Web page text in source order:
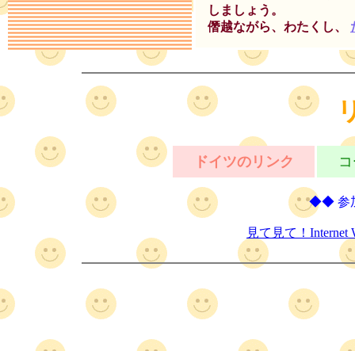
しましょう。
僭越ながら、わたくし、
ドイツのリンク
◆◆ 参
見て見て！